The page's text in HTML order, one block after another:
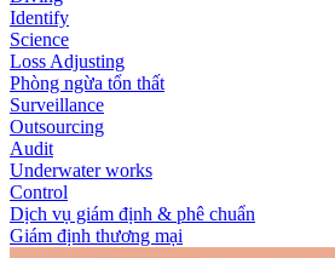
Identify
Science
Loss Adjusting
Phòng ngừa tổn thất
Surveillance
Outsourcing
Audit
Underwater works
Control
Dịch vụ giám định & phê chuẩn
Giám định thương mại